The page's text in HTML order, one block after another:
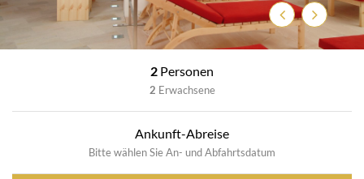
ZurückWeiter
2 Personen
2 Erwachsene
Ankunft-Abreise
Bitte wählen Sie An- und Abfahrtsdatum